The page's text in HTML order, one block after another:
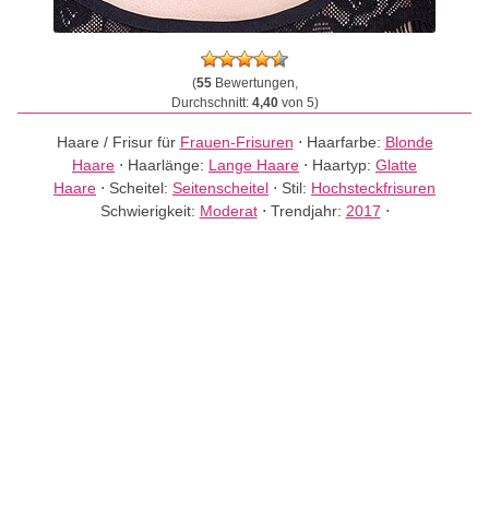
(55Bewertungen,
Durchschnitt: 4,40von 5)
Haare / Frisur für Frauen-Frisuren ⋅ Haarfarbe: Blonde
Haare ⋅ Haarlänge: Lange Haare ⋅ Haartyp: Glatte
Haare ⋅ Scheitel: Seitenscheitel ⋅ Stil: Hochsteckfrisuren
Schwierigkeit: Moderat⋅ Trendjahr: 2017 ⋅